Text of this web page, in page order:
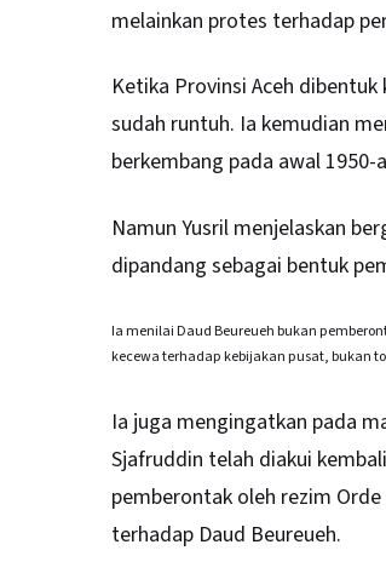
melainkan protes terhadap
Ketika Provinsi Aceh
sudah runtuh. Ia kemudian
berkembang pada awal 1950-
Namun Yusril menjelaskan
dipandang sebagai bentuk
Ia menilai Daud Beureueh bukan
kecewa terhadap kebijakan pusat, bukan
Ia juga mengingatkan pada
Sjafruddin telah diakui
pemberontak oleh rezim
terhadap Daud Beureueh.